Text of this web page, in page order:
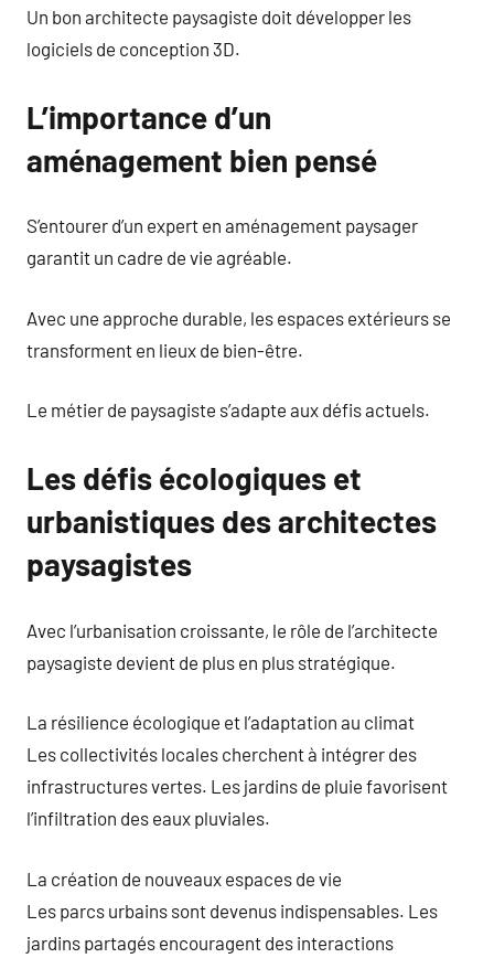
Un bon architecte paysagiste doit développer les
logiciels de conception 3D.
L’importance d’un
aménagement bien pensé
S’entourer d’un expert en aménagement paysager
garantit un cadre de vie agréable.
Avec une approche durable, les espaces extérieurs se
transforment en lieux de bien-être.
Le métier de paysagiste s’adapte aux défis actuels.
Les défis écologiques et
urbanistiques des architectes
paysagistes
Avec l’urbanisation croissante, le rôle de l’architecte
paysagiste devient de plus en plus stratégique.
La résilience écologique et l’adaptation au climat
Les collectivités locales cherchent à intégrer des
infrastructures vertes. Les jardins de pluie favorisent
l’infiltration des eaux pluviales.
La création de nouveaux espaces de vie
Les parcs urbains sont devenus indispensables. Les
jardins partagés encouragent des interactions